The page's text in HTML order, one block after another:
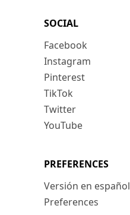
SOCIAL
Facebook
Instagram
Pinterest
TikTok
Twitter
YouTube
PREFERENCES
Versión en español
Preferences